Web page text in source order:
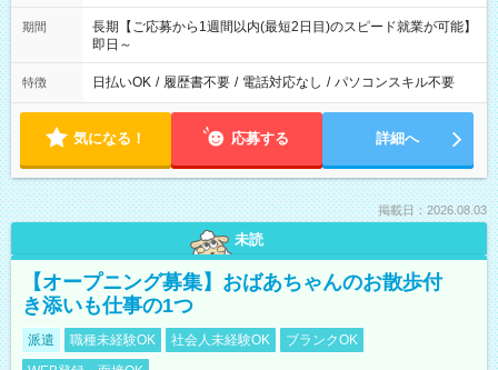
期間
長期【ご応募から1週間以内(最短2日目)のスピード就業が可能】
即日～
特徴 日払いOK / 履歴書不要 / 電話対応なし / パソコンスキル不要
気になる！ 応募する 詳細へ
掲載日：2026.08.03
未読
【オープニング募集】おばあちゃんのお散歩付
き添いも仕事の1つ
派遣 職種未経験OK 社会人未経験OK
ブランクOK